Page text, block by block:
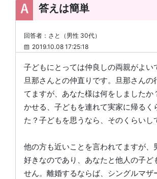
答えは簡単
回答者：さと（男性 30代）
2019.10.08 17:25:18
子どもにとっては仲良しの両親がよい
旦那さんとの仲直りです。旦那さんの
てますが、あなた様は何をしましたか
かせる、子どもを連れて実家に帰るく
た？子どもを思うなら、そのくらいし
他の方も近いことを言われてますが、
好きなのであり、あなたと他人の子ど
せん。離婚するならば、シングルマザ